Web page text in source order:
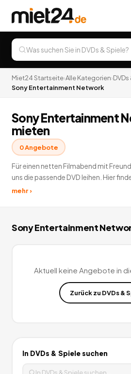
Miet24 Startseite›Alle Kategorien›
Sony Entertainment Network
Sony Entertainment
mieten
0Angebote
Für einen netten Filmabend mit
uns die passende DVD leihen. Hier
Komödie, über Horrorfilme bis hin zu
oder ein X Box leihen.0Angebote
mehr ›
Sony Entertainment
Aktuell keine Angebote in
Zurück zu DVDs &
In DVDs & Spielesuchen